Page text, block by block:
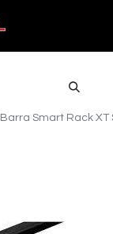
Barra Smart Rack XT